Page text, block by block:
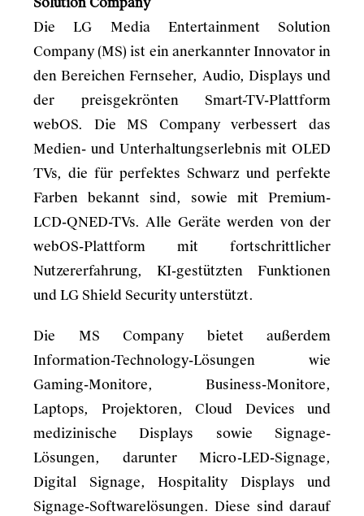
Die LG Media Entertainment Solution
Company (MS) ist ein anerkannter Innovator in
den Bereichen Fernseher, Audio, Displays und
der preisgekrönten Smart-TV-Plattform
webOS. Die MS Company verbessert das
Medien- und Unterhaltungserlebnis mit OLED
TVs, die für perfektes Schwarz und perfekte
Farben bekannt sind, sowie mit Premium-
LCD-QNED-TVs. Alle Geräte werden von der
webOS-Plattform mit fortschrittlicher
Nutzererfahrung, KI-gestützten Funktionen
und LG Shield Security unterstützt.
Die MS Company bietet außerdem
Information-Technology-Lösungen wie
Gaming-Monitore, Business-Monitore,
Laptops, Projektoren, Cloud Devices und
medizinische Displays sowie Signage-
Lösungen, darunter Micro-LED-Signage,
Digital Signage, Hospitality Displays und
Signage-Softwarelösungen. Diese sind darauf